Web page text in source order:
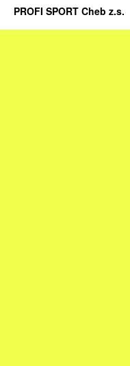
PROFI SPORT Cheb z.s.